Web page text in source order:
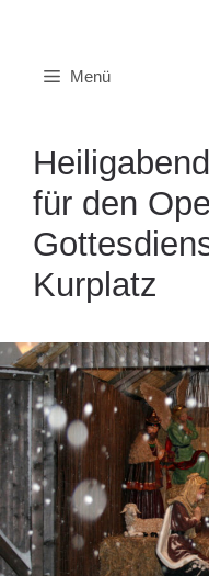
springen Menü
für den
Kurplatz